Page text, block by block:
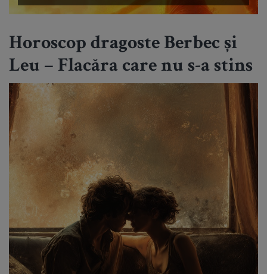
Horoscop dragoste Berbec și
Leu – Flacăra care nu s-a stins